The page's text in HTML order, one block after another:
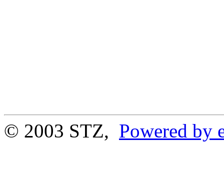
© 2003 STZ, Powered by